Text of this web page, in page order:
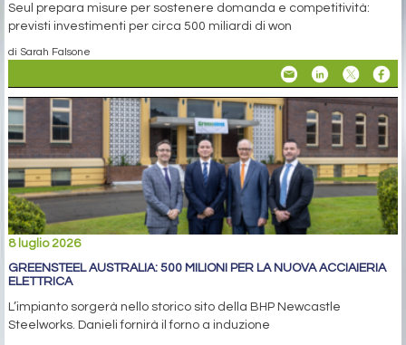
Seul prepara misure per sostenere domanda e competitività:
previsti investimenti per circa 500 miliardi di won
di Sarah Falsone
8 luglio 2026
GREENSTEEL AUSTRALIA: 500 MILIONI PER LA NUOVA ACCIAIERIA
ELETTRICA
L’impianto sorgerà nello storico sito della BHP Newcastle
Steelworks. Danieli fornirà il forno a induzione